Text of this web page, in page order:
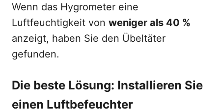
Wenn das Hygrometer eine
Luftfeuchtigkeit von weniger als 40 %
anzeigt, haben Sie den Übeltäter
gefunden.
Die beste Lösung: Installieren Sie
einen Luftbefeuchter